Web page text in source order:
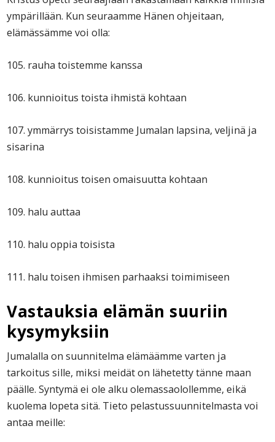
ympärillään. Kun seuraamme Hänen ohjeitaan,
elämässämme voi olla:
105. rauha toistemme kanssa
106. kunnioitus toista ihmistä kohtaan
107. ymmärrys toisistamme Jumalan lapsina, veljinä ja
sisarina
108. kunnioitus toisen omaisuutta kohtaan
109. halu auttaa
110. halu oppia toisista
111. halu toisen ihmisen parhaaksi toimimiseen
Vastauksia elämän suuriin
kysymyksiin
Jumalalla on suunnitelma elämäämme varten ja
tarkoitus sille, miksi meidät on lähetetty tänne maan
päälle. Syntymä ei ole alku olemassaolollemme, eikä
kuolema lopeta sitä. Tieto pelastussuunnitelmasta voi
antaa meille: